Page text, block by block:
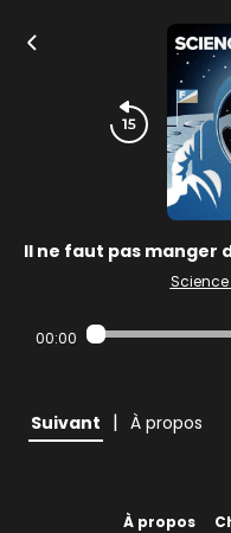
Il ne faut pas manger
00:00
Suivant | À propos
À propos